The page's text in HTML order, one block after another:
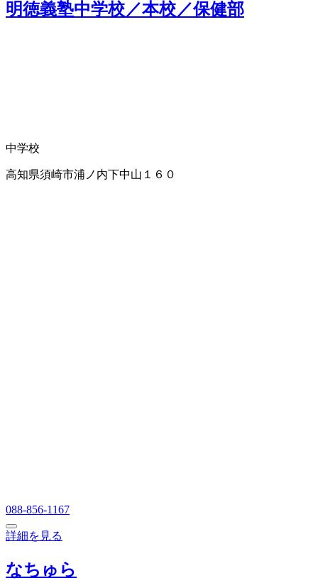
明徳義塾中学校／本校／保健部
中学校
高知県須崎市浦ノ内下中山１６０
088-856-1167
詳細を見る
なちゅら